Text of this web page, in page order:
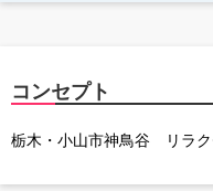
コンセプト
栃木・小山市神鳥谷 リラク